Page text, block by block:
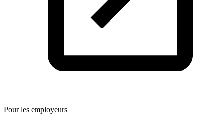
Pour les employeurs